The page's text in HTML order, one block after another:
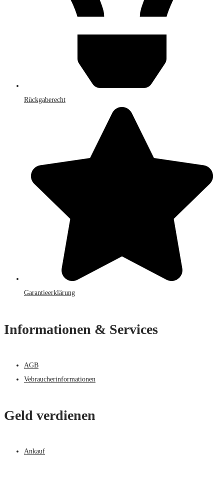
Rückgaberecht
Garantieerklärung
Informationen & Services
AGB
Vebraucherinformationen
Geld verdienen
Ankauf